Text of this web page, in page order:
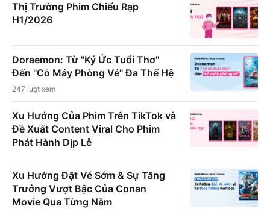
Thị Trường Phim Chiếu Rạp
H1/2026
Doraemon: Từ "Ký Ức Tuổi Thơ"
Đến "Cỗ Máy Phòng Vé" Đa Thế Hệ
247 lượt xem
Xu Hướng Của Phim Trên TikTok và
Đề Xuất Content Viral Cho Phim
Phát Hành Dịp Lễ
Xu Hướng Đặt Vé Sớm & Sự Tăng
Trưởng Vượt Bậc Của Conan
Movie Qua Từng Năm